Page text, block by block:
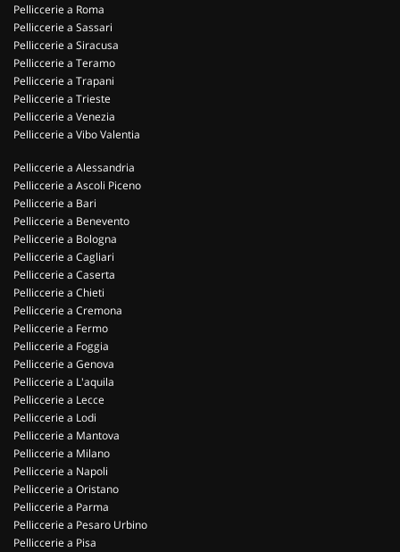
Pelliccerie a Roma
Pelliccerie a Sassari
Pelliccerie a Siracusa
Pelliccerie a Teramo
Pelliccerie a Trapani
Pelliccerie a Trieste
Pelliccerie a Venezia
Pelliccerie a Vibo Valentia
Pelliccerie a Alessandria
Pelliccerie a Ascoli Piceno
Pelliccerie a Bari
Pelliccerie a Benevento
Pelliccerie a Bologna
Pelliccerie a Cagliari
Pelliccerie a Caserta
Pelliccerie a Chieti
Pelliccerie a Cremona
Pelliccerie a Fermo
Pelliccerie a Foggia
Pelliccerie a Genova
Pelliccerie a L'aquila
Pelliccerie a Lecce
Pelliccerie a Lodi
Pelliccerie a Mantova
Pelliccerie a Milano
Pelliccerie a Napoli
Pelliccerie a Oristano
Pelliccerie a Parma
Pelliccerie a Pesaro Urbino
Pelliccerie a Pisa